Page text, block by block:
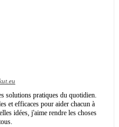
solutions pratiques du quotidien.
et efficaces pour aider chacun à
idées, j'aime rendre les choses